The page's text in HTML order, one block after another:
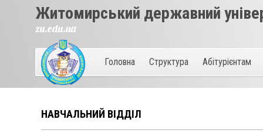
Житомирський державний
zu.edu.ua
Головна Структура Абітурієнтам
НАВЧАЛЬНИЙ ВІДДІЛ